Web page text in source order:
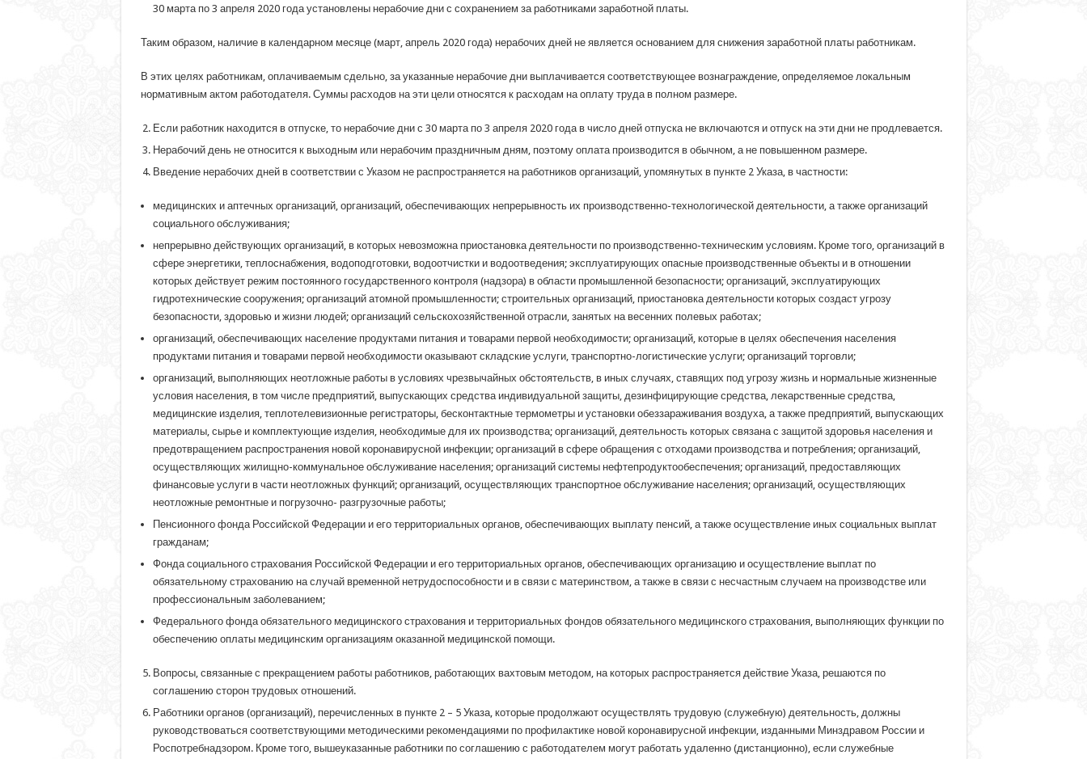
30 марта по 3 апреля 2020 года установлены нерабочие дни с сохранением за работниками заработной платы.
Таким образом, наличие в календарном месяце (март, апрель 2020 года) нерабочих дней не является основанием для снижения заработной платы работникам.
В этих целях работникам, оплачиваемым сдельно, за указанные нерабочие дни выплачивается соответствующее вознаграждение, определяемое локальным
нормативным актом работодателя. Суммы расходов на эти цели относятся к расходам на оплату труда в полном размере.
Если работник находится в отпуске, то нерабочие дни с 30 марта по 3 апреля 2020 года в число дней отпуска не включаются и отпуск на эти дни не продлевается.
Нерабочий день не относится к выходным или нерабочим праздничным дням, поэтому оплата производится в обычном, а не повышенном размере.
Введение нерабочих дней в соответствии с Указом не распространяется на работников организаций, упомянутых в пункте 2 Указа, в частности:
медицинских и аптечных организаций, организаций, обеспечивающих непрерывность их производственно-технологической деятельности, а также организаций
социального обслуживания;
непрерывно действующих организаций, в которых невозможна приостановка деятельности по производственно-техническим условиям. Кроме того, организаций в
сфере энергетики, теплоснабжения, водоподготовки, водоотчистки и водоотведения; эксплуатирующих опасные производственные объекты и в отношении
которых действует режим постоянного государственного контроля (надзора) в области промышленной безопасности; организаций, эксплуатирующих
гидротехнические сооружения; организаций атомной промышленности; строительных организаций, приостановка деятельности которых создаст угрозу
безопасности, здоровью и жизни людей; организаций сельскохозяйственной отрасли, занятых на весенних полевых работах;
организаций, обеспечивающих население продуктами питания и товарами первой необходимости; организаций, которые в целях обеспечения населения
продуктами питания и товарами первой необходимости оказывают складские услуги, транспортно-логистические услуги; организаций торговли;
организаций, выполняющих неотложные работы в условиях чрезвычайных обстоятельств, в иных случаях, ставящих под угрозу жизнь и нормальные жизненные
условия населения, в том числе предприятий, выпускающих средства индивидуальной защиты, дезинфицирующие средства, лекарственные средства,
медицинские изделия, теплотелевизионные регистраторы, бесконтактные термометры и установки обеззараживания воздуха, а также предприятий, выпускающих
материалы, сырье и комплектующие изделия, необходимые для их производства; организаций, деятельность которых связана с защитой здоровья населения и
предотвращением распространения новой коронавирусной инфекции; организаций в сфере обращения с отходами производства и потребления; организаций,
осуществляющих жилищно-коммунальное обслуживание населения; организаций системы нефтепродуктообеспечения; организаций, предоставляющих
финансовые услуги в части неотложных функций; организаций, осуществляющих транспортное обслуживание населения; организаций, осуществляющих
неотложные ремонтные и погрузочно- разгрузочные работы;
Пенсионного фонда Российской Федерации и его территориальных органов, обеспечивающих выплату пенсий, а также осуществление иных социальных выплат
гражданам;
Фонда социального страхования Российской Федерации и его территориальных органов, обеспечивающих организацию и осуществление выплат по
обязательному страхованию на случай временной нетрудоспособности и в связи с материнством, а также в связи с несчастным случаем на производстве или
профессиональным заболеванием;
Федерального фонда обязательного медицинского страхования и территориальных фондов обязательного медицинского страхования, выполняющих функции по
обеспечению оплаты медицинским организациям оказанной медицинской помощи.
Вопросы, связанные с прекращением работы работников, работающих вахтовым методом, на которых распространяется действие Указа, решаются по
соглашению сторон трудовых отношений.
Работники органов (организаций), перечисленных в пункте 2 – 5 Указа, которые продолжают осуществлять трудовую (служебную) деятельность, должны
руководствоваться соответствующими методическими рекомендациями по профилактике новой коронавирусной инфекции, изданными Минздравом России и
Роспотребнадзором. Кроме того, вышеуказанные работники по соглашению с работодателем могут работать удаленно (дистанционно), если служебные